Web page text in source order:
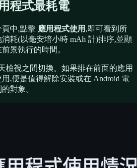
程式最耗電
中,點擊 應用程式使用 ,即可看到所
耗(以毫安培小時 mAh 計)排序,並顯
景執行的時間。
檢視之間切換。如果排在前面的應用
,便是值得解除安裝或在 Android 電
對象。